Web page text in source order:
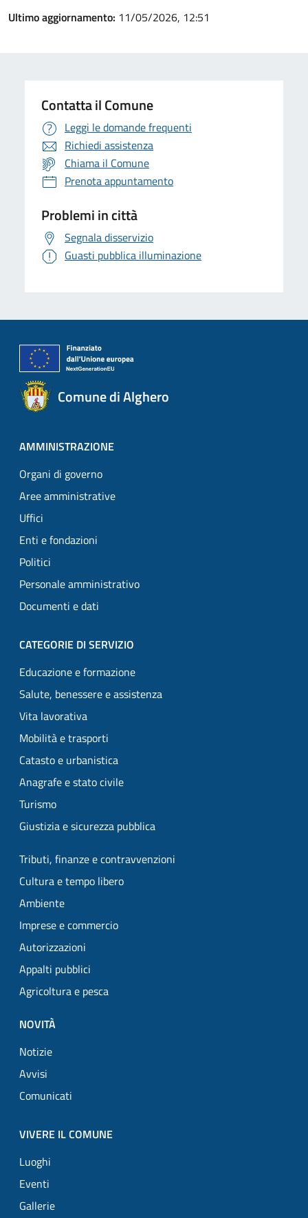
Ultimo aggiornamento: 11/05/2026, 12:51
Contatta il Comune
Leggi le domande frequenti
Richiedi assistenza
Chiama il Comune
Prenota appuntamento
Problemi in città
Segnala disservizio
Guasti pubblica illuminazione
Comune di Alghero
AMMINISTRAZIONE
Organi di governo
Aree amministrative
Uffici
Enti e fondazioni
Politici
Personale amministrativo
Documenti e dati
CATEGORIE DI SERVIZIO
Educazione e formazione
Salute, benessere e assistenza
Vita lavorativa
Mobilità e trasporti
Catasto e urbanistica
Anagrafe e stato civile
Turismo
Giustizia e sicurezza pubblica
Tributi, finanze e contravvenzioni
Cultura e tempo libero
Ambiente
Imprese e commercio
Autorizzazioni
Appalti pubblici
Agricoltura e pesca
NOVITÀ
Notizie
Avvisi
Comunicati
VIVERE IL COMUNE
Luoghi
Eventi
Gallerie